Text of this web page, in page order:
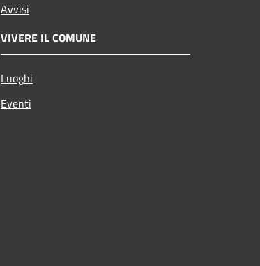
Avvisi
VIVERE IL COMUNE
Luoghi
Eventi